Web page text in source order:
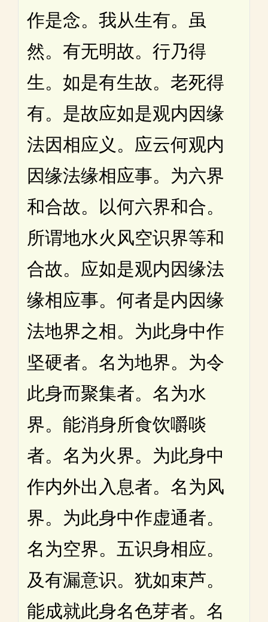
作是念。我从生有。虽
然。有无明故。行乃得
生。如是有生故。老死得
有。是故应如是观内因缘
法因相应义。应云何观内
因缘法缘相应事。为六界
和合故。以何六界和合。
所谓地水火风空识界等和
合故。应如是观内因缘法
缘相应事。何者是内因缘
法地界之相。为此身中作
坚硬者。名为地界。为令
此身而聚集者。名为水
界。能消身所食饮嚼啖
者。名为火界。为此身中
作内外出入息者。名为风
界。为此身中作虚通者。
名为空界。五识身相应。
及有漏意识。犹如束芦。
能成就此身名色芽者。名